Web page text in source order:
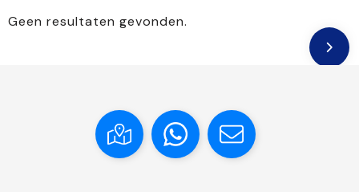
Geen resultaten gevonden.